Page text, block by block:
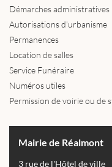
Démarches administratives
Autorisations d'urbanisme
Permanences
Location de salles
Service Funéraire
Numéros utiles
Permission de voirie ou de
Mairie de Réalmont
3 rue de l'Hôtel de ville